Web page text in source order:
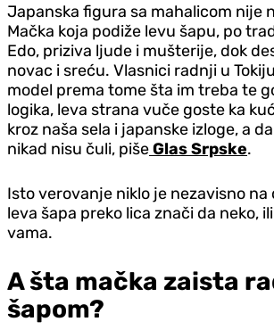
Japanska figura sa mahalicom nije
Mačka koja podiže levu šapu, po
Edo, priziva ljude i mušterije, dok
novac i sreću. Vlasnici radnji u
model prema tome šta im treba te
logika, leva strana vuče goste ka
kroz naša sela i japanske izloge, a
nikad nisu čuli, pišeGlas Srpske.
Isto verovanje niklo je nezavisno na
leva šapa preko lica znači da neko,
vama.
A šta mačka zaista
šapom?